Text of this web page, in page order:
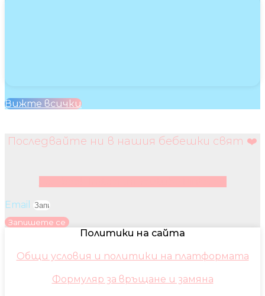
Вижте всички
Последвайте ни в нашия бебешки свят ❤️
Email
Запишете се
Политики на сайта
Общи условия и политики на платформата
Формуляр за връщане и замяна